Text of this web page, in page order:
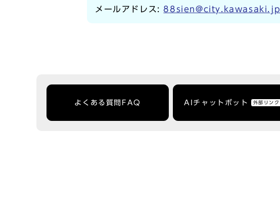
メールアドレス:88sien@city.kawasaki.jp
よくある質問FAQ AIチャットボット 外部リンク